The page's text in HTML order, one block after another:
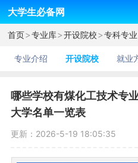
大学生必备网
首页>专业库>开设院校>专科专业
专业介绍 开设院校 就业
哪些学校有煤化工技术专
大学名单一览表
更新：2026-5-19 18:05:35